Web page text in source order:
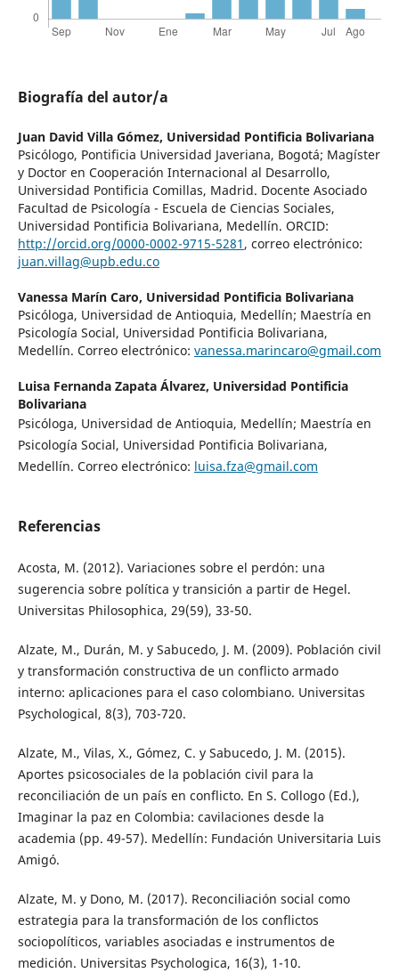
Biografía del autor/a
Juan David Villa Gómez, Universidad Pontificia Bolivariana
Psicólogo, Pontificia Universidad Javeriana, Bogotá; Magíster
y Doctor en Cooperación Internacional al Desarrollo,
Universidad Pontificia Comillas, Madrid. Docente Asociado
Facultad de Psicología - Escuela de Ciencias Sociales,
Universidad Pontificia Bolivariana, Medellín. ORCID:
http://orcid.org/0000-0002-9715-5281 , correo electrónico:
juan.villag@upb.edu.co
Vanessa Marín Caro, Universidad Pontificia Bolivariana
Psicóloga, Universidad de Antioquia, Medellín; Maestría en
Psicología Social, Universidad Pontificia Bolivariana,
Medellín. Correo electrónico: vanessa.marincaro@gmail.com
Luisa Fernanda Zapata Álvarez, Universidad Pontificia
Bolivariana
Psicóloga, Universidad de Antioquia, Medellín; Maestría en
Psicología Social, Universidad Pontificia Bolivariana,
Medellín. Correo electrónico: luisa.fza@gmail.com
Referencias
Acosta, M. (2012). Variaciones sobre el perdón: una
sugerencia sobre política y transición a partir de Hegel.
Universitas Philosophica, 29(59), 33-50.
Alzate, M., Durán, M. y Sabucedo, J. M. (2009). Población civil
y transformación constructiva de un conflicto armado
interno: aplicaciones para el caso colombiano. Universitas
Psychological, 8(3), 703-720.
Alzate, M., Vilas, X., Gómez, C. y Sabucedo, J. M. (2015).
Aportes psicosociales de la población civil para la
reconciliación de un país en conflicto. En S. Collogo (Ed.),
Imaginar la paz en Colombia: cavilaciones desde la
academia (pp. 49-57). Medellín: Fundación Universitaria Luis
Amigó.
Alzate, M. y Dono, M. (2017). Reconciliación social como
estrategia para la transformación de los conflictos
sociopolíticos, variables asociadas e instrumentos de
medición. Universitas Psychologica, 16(3), 1-10.